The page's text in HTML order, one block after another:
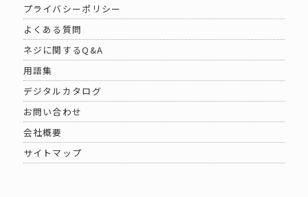
プライバシーポリシー
よくある質問
ネジに関するQ&A
用語集
デジタルカタログ
お問い合わせ
会社概要
サイトマップ